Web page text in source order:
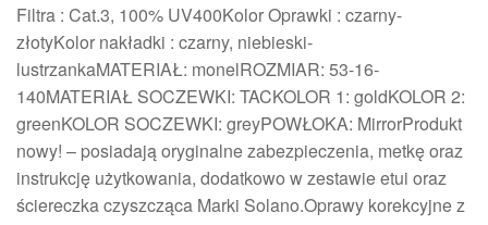
Filtra : Cat.3, 100% UV400Kolor Oprawki : czarny-
złotyKolor nakładki : czarny, niebieski-
lustrzankaMATERIAŁ: monelROZMIAR: 53-16-
140MATERIAŁ SOCZEWKI: TACKOLOR 1: goldKOLOR 2:
greenKOLOR SOCZEWKI: greyPOWŁOKA: MirrorProdukt
nowy! – posiadają oryginalne zabezpieczenia, metkę oraz
instrukcję użytkowania, dodatkowo w zestawie etui oraz
ściereczka czyszcząca Marki Solano.Oprawy korekcyjne z